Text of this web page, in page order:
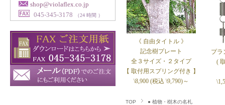
《 自由タイトル 》
記念樹プレート
全３サイズ・２タイプ
【 取付用スプリング付き 】
\8,900 (税込 \9,790)～
プラ
(
TOP ● 植物・樹木の名札
shop@violaflex.co.jp
045-345-3178
（24 時間 ）